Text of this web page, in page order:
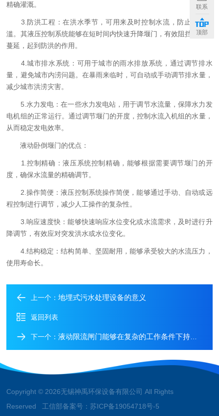
精确灌溉。
3.防洪工程：在洪水季节，可用来及时控制水流，防止洪水泛
滥。其液压控制系统能够在短时间内快速升降堰门，有效阻挡水流的
蔓延，起到防洪的作用。
4.城市排水系统：可用于城市的雨水排放系统，通过调节排水
量，避免城市内涝问题。在暴雨来临时，可自动或手动调节排水量，
减少城市洪涝灾害。
5.水力发电：在一些水力发电站，用于调节水流量，保障水力发
电机组的正常运行。通过调节堰门的开度，控制水流入机组的水量，
从而稳定发电效率。
液动卧倒堰门的优点：
1.控制精确：液压系统控制精确，能够根据需要调节堰门的开
度，确保水流量的精确调节。
2.操作简便：液压控制系统操作简便，能够通过手动、自动或远
程控制进行调节，减少人工操作的复杂性。
3.响应速度快：能够快速响应水位变化或水流需求，及时进行升
降调节，有效应对突发洪水或水位变化。
4.结构稳定：结构简单、坚固耐用，能够承受较大的水流压力，
使用寿命长。
上一个：地埋式污水处理设备的意义
返回列表
下一个：液动限流闸门能够在复杂的工作条件下持续稳定运行
Copyright © 2026无锡神禹环保设备有限公司 All Rights
Reserved 工信部备案号：苏ICP备19054718号-5
联系
顶部